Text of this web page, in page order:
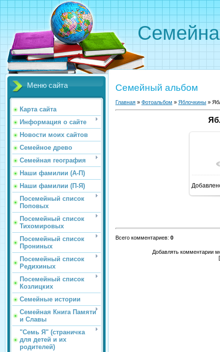
Меню сайта
Карта сайта
Информация о сайте
Новости моих сайтов
Семейное древо
Семейная география
Наши фамилии (А-П)
Наши фамилии (П-Я)
Посемейный список
Поповых
Посемейный список
Тихомировых
Посемейный список
Прониных
Посемейный список
Редихиных
Посемейный список
Козлицких
Семейные истории
Семейная Книга Памяти
и Славы
"Семь Я" (страничка
для детей и их
родителей)
Семейный альбом
Главная » Фотоальбом » Яблочкины »
В
Всего комментариев: 0
Добавлять комментарии